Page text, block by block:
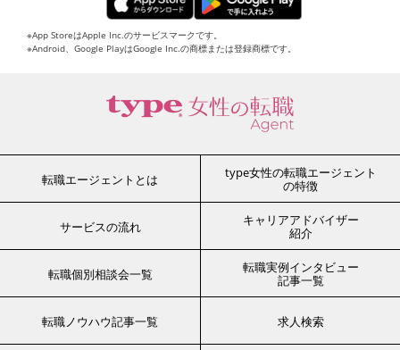
※App StoreはApple Inc.のサービスマークです。
※Android、Google PlayはGoogle Inc.の商標または登録商標です。
転職エージェントとは
type女性の転職エージェント
の特徴
サービスの流れ
キャリアアドバイザー
紹介
転職個別相談会一覧
転職実例インタビュー
記事一覧
転職ノウハウ記事一覧 求人検索